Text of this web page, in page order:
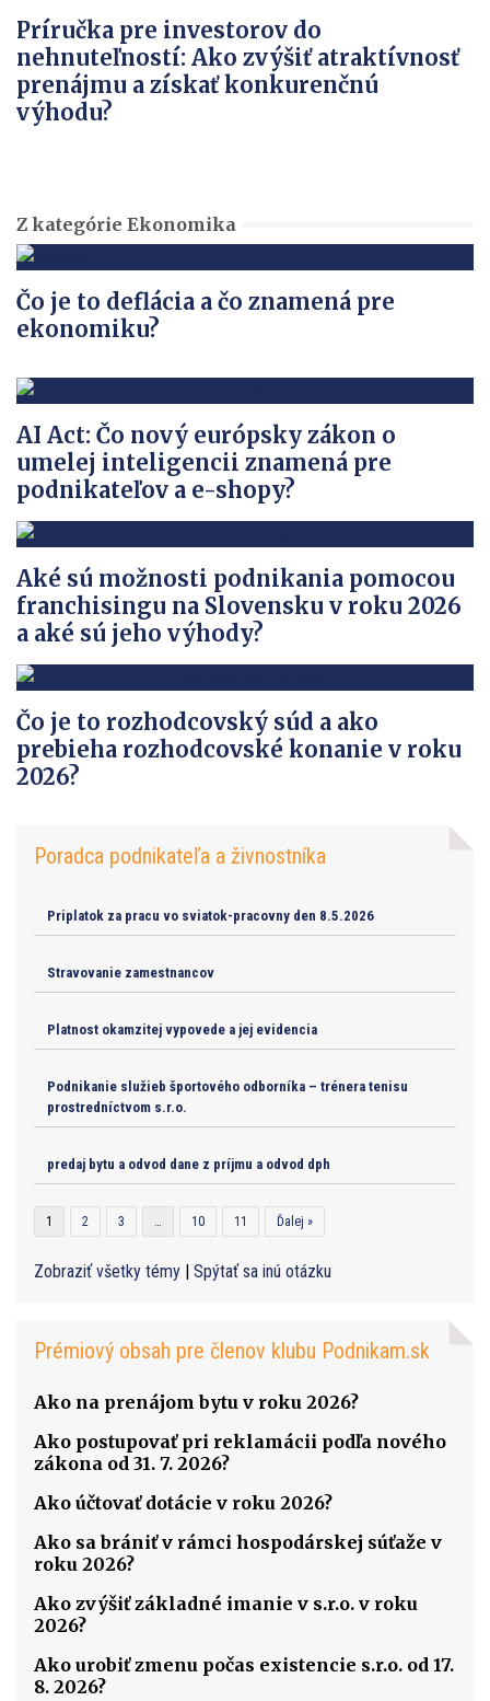
Príručka pre investorov do
nehnuteľností: Ako zvýšiť atraktívnosť
prenájmu a získať konkurenčnú
výhodu?
Z kategórie Ekonomika
Čo je to deflácia a čo znamená pre
ekonomiku?
AI Act: Čo nový európsky zákon o
umelej inteligencii znamená pre
podnikateľov a e-shopy?
Aké sú možnosti podnikania pomocou
franchisingu na Slovensku v roku 2026
a aké sú jeho výhody?
Čo je to rozhodcovský súd a ako
prebieha rozhodcovské konanie v roku
2026?
Poradca podnikateľa a živnostníka
Priplatok za pracu vo sviatok-pracovny den 8.5.2026
Stravovanie zamestnancov
Platnost okamzitej vypovede a jej evidencia
Podnikanie služieb športového odborníka – trénera tenisu
prostredníctvom s.r.o.
predaj bytu a odvod dane z príjmu a odvod dph
1 2 3 10 11 Ďalej »
Zobraziť všetky témy | Spýtať sa inú otázku
Prémiový obsah pre členov klubu Podnikam.sk
Ako na prenájom bytu v roku 2026?
Ako postupovať pri reklamácii podľa nového
zákona od 31. 7. 2026?
Ako účtovať dotácie v roku 2026?
Ako sa brániť v rámci hospodárskej súťaže v
roku 2026?
Ako zvýšiť základné imanie v s.r.o. v roku
2026?
Ako urobiť zmenu počas existencie s.r.o. od 17.
8. 2026?